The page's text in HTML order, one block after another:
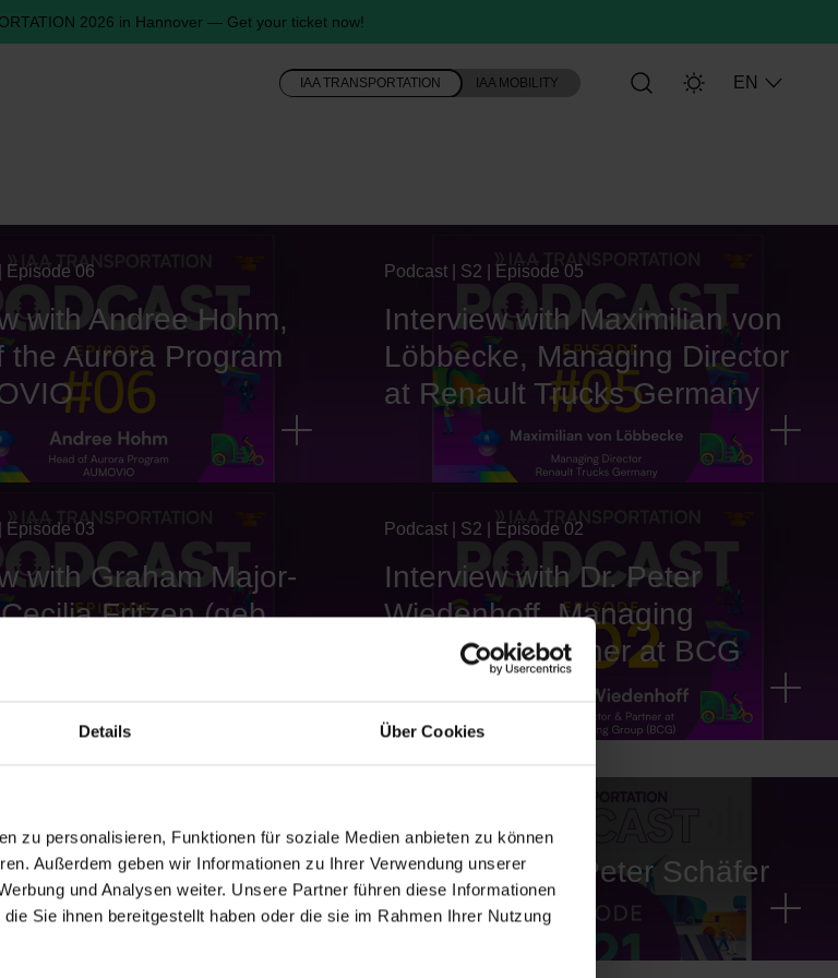
Details Über Cookies
zu personalisieren, Funktionen für soziale Medien anbieten zu können
Außerdem geben wir Informationen zu Ihrer Verwendung unserer
und Analysen weiter. Unsere Partner führen diese Informationen
Sie ihnen bereitgestellt haben oder die sie im Rahmen Ihrer Nutzung
2026 in Hannover — Get your ticket now!
IAA TRANSPORTATION IAA MOBILITY EN
Episode 06
with Andree Hohm,
the Aurora Program
Podcast | S2 | Episode 05
Interview with Maximilian von
Löbbecke, Managing Director
at Renault Trucks Germany
Episode 03
with Graham Major-
Fritzen (geb.
Podcast | S2 | Episode 02
Interview with Dr. Peter
Wiedenhoff, Managing
Director & Partner at BCG
with Jörn
Interview with Peter Schäfer